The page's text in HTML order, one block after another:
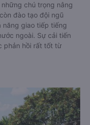
chú trọng nâng
đào tạo đội ngũ
năng giao tiếp tiếng
ngoài. Sự cải tiến
phản hồi rất tốt từ